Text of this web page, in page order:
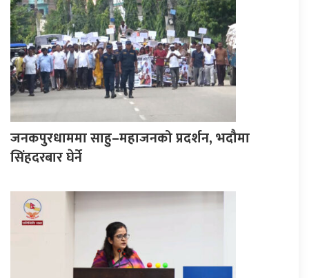
जनकपुरधाममा साहु–महाजनको प्रदर्शन, भदौमा
सिंहदरबार घेर्ने